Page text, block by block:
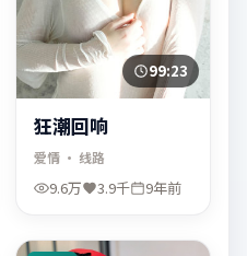
99:23
狂潮回响
爱情 · 线路
9.6万 3.9千 9年前